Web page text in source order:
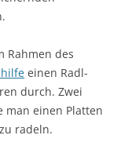
Rahmen des
einen Radl-
durch. Zwei
man einen Platten
radeln.